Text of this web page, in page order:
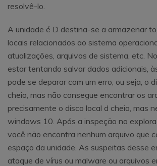
resolvê-lo.
A unidade é D destina-se a armazenar
locais relacionados ao sistema
atualizações, arquivos de sistema, etc.
estar tentando salvar dados adicionais,
pode se deparar com um erro, ou seja, o
cheio, mas não consegue encontrar os
precisamente o disco local d cheio, mas
windows 10. Após a inspeção no
você não encontra nenhum arquivo que
espaço da unidade. As suspeitas desse
ataque de vírus ou malware ou arquivos